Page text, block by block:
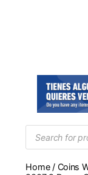
Products
search
Home/ Coins